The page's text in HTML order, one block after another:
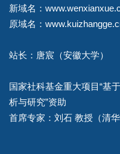
新域名：
原域名：
站长：唐宸（安徽大学）
国家社科基金重大项目“基
析与研究”资助
首席专家：刘石 教授（清华